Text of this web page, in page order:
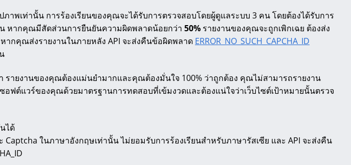
ภาพเท่านั้น การร้องเรียนของคุณจะได้รับการตรวจสอบโดยผู้ดูแลระบบ 3 คน โดยต้องได้รับการ
น หากคุณมีสัดส่วนการยืนยันความผิดพลาดน้อยกว่า 50% รายงานของคุณจะถูกเพิกเฉย ต้องส่ง
หากคุณส่งรายงานในภายหลัง API จะส่งคืนข้อผิดพลาด ERROR_NO_SUCH_CAPCHA_ID
รายงานของคุณต้องแม่นยำมากและคุณต้องมั่นใจ 100% ว่าถูกต้อง คุณไม่สามารถรายงาน
ฟต์แวร์ของคุณด้วยมาตรฐานการทดสอบที่เข้มงวดและต้องแน่ใจว่าเว็บไซต์เป้าหมายนั้นตรวจ
ได้
Captcha ในภาษาอังกฤษเท่านั้น ไม่ยอมรับการร้องเรียนสำหรับภาษารัสเซีย และ API จะส่งคืน